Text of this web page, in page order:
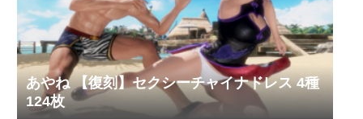
あやね 【復刻】セクシーチャイナドレス 4種
124枚